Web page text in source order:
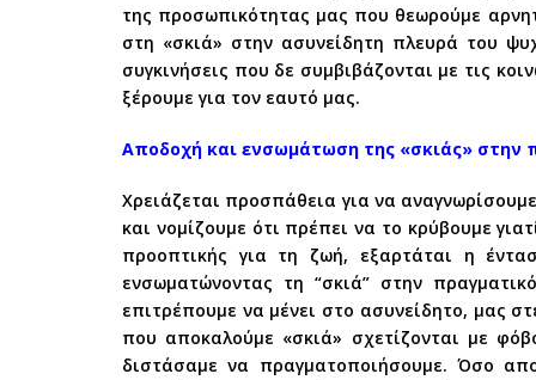
της προσωπικότητας μας που θεωρούμε
στη «σκιά» στην ασυνείδητη πλευρά του
συγκινήσεις που δε συμβιβάζονται με τις
ξέρουμε για τον εαυτό μας.
Αποδοχή και ενσωμάτωση της «σκιάς» στην
Χρειάζεται προσπάθεια για να
και νομίζουμε ότι πρέπει να το κρύβουμε
προοπτικής για τη ζωή, εξαρτάται η
ενσωματώνοντας τη “σκιά” στην
επιτρέπουμε να μένει στο ασυνείδητο, μας
που αποκαλούμε «σκιά» σχετίζονται με
διστάσαμε να πραγματοποιήσουμε. Όσο